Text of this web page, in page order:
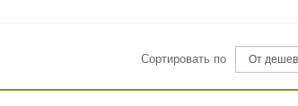
Сортировать по